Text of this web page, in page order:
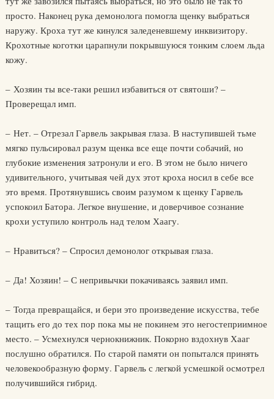
просто. Наконец рука демонолога помогла щенку выбраться
наружу. Кроха тут же кинулся заледеневшему инквизитору.
Крохотные коготки царапнули покрывшуюся тонким слоем льда
кожу.
– Хозяин ты все-таки решил избавиться от святоши? –
Проверещал имп.
– Нет. – Отрезал Гарвель закрывая глаза. В наступившей тьме
мягко пульсировал разум щенка все еще почти собачий, но
глубокие изменения затронули и его. В этом не было ничего
удивительного, учитывая чей дух этот кроха носил в себе все
это время. Протянувшись своим разумом к щенку Гарвель
успокоил Батора. Легкое внушение, и доверчивое сознание
крохи уступило контроль над телом Хаагу.
– Нравиться? – Спросил демонолог открывая глаза.
– Да! Хозяин! – С непривычки покачиваясь заявил имп.
– Тогда превращайся, и бери это произведение искусства, тебе
тащить его до тех пор пока мы не покинем это негостеприимное
место. – Усмехнулся чернокнижник. Покорно вздохнув Хааг
послушно обратился. По старой памяти он попытался принять
человекообразную форму. Гарвель с легкой усмешкой осмотрел
получившийся гибрид.